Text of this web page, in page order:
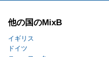
他の国のMixB
イギリス
ドイツ